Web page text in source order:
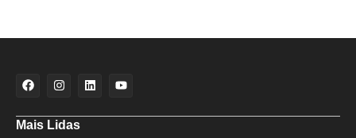
Mais Lidas